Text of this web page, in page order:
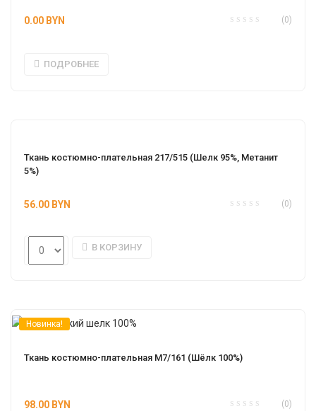
(0)
0.00 BYN
ПОДРОБНЕЕ
Ткань костюмно-плательная 217/515 (Шелк 95%, Метанит
5%)
(0)
56.00 BYN
В КОРЗИНУ
Новинка!
Ткань костюмно-плательная М7/161 (Шёлк 100%)
(0)
98.00 BYN